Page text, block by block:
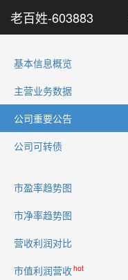
老百姓-603883
基本信息概览
主营业务数据
公司重要公告
公司可转债
市盈率趋势图
市净率趋势图
营收利润对比
市值利润营收hot